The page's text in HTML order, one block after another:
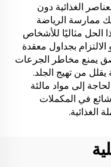
الغذائية دون
ممارسة الرياضة
الحل مثاليًا للأشخاص
بجداول معقدة
يمنع مخاطر الجرعات
يقلل من تهيج الجلد.
إلى مواد مالئة
في المكملات
الغذائية.